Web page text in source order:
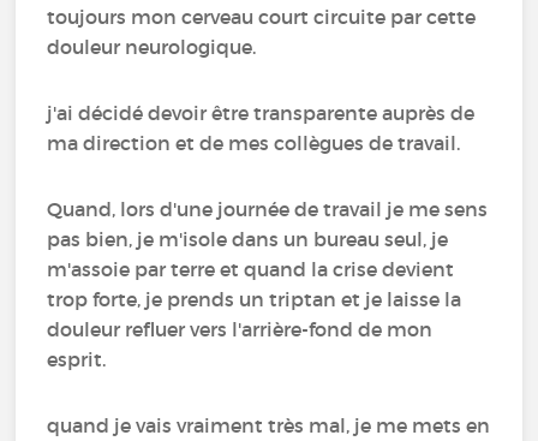
toujours mon cerveau court circuite par cette
douleur neurologique.
j'ai décidé devoir être transparente auprès de
ma direction et de mes collègues de travail.
Quand, lors d'une journée de travail je me sens
pas bien, je m'isole dans un bureau seul, je
m'assoie par terre et quand la crise devient
trop forte, je prends un triptan et je laisse la
douleur refluer vers l'arrière-fond de mon
esprit.
quand je vais vraiment très mal, je me mets en